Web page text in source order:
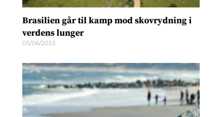
Brasilien går til kamp mod skovrydning i
verdens lunger
05/06/2023